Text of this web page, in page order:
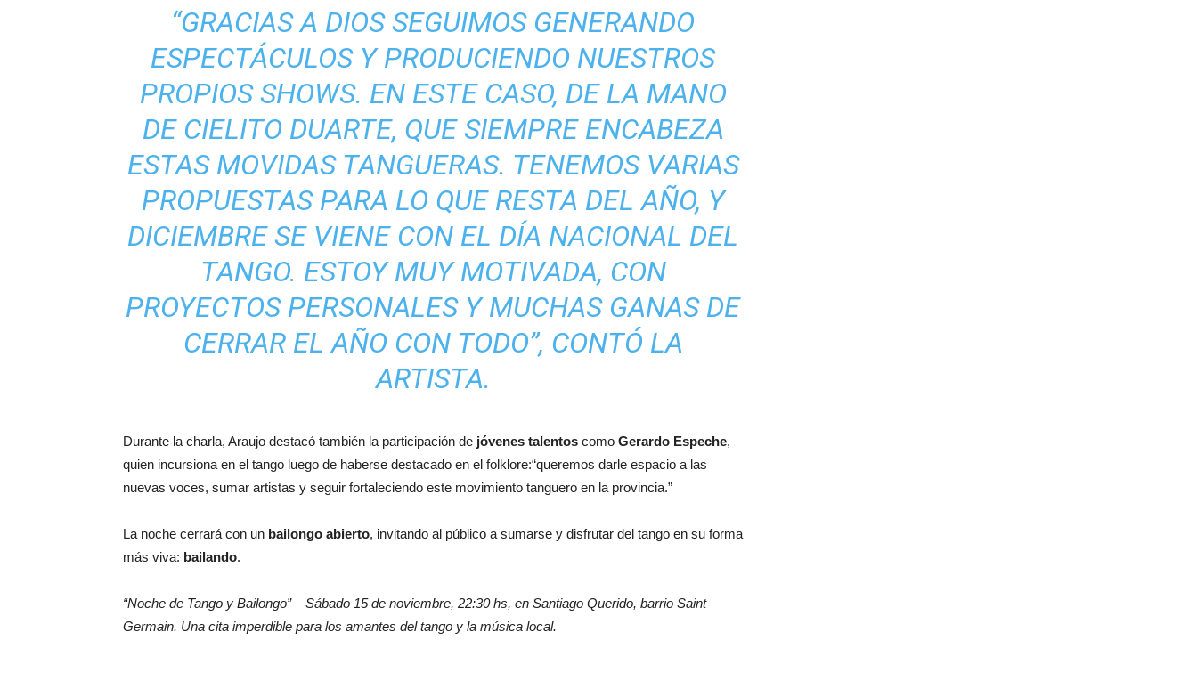
“GRACIAS A DIOS SEGUIMOS GENERANDO
ESPECTÁCULOS Y PRODUCIENDO NUESTROS
PROPIOS SHOWS. EN ESTE CASO, DE LA MANO
DE CIELITO DUARTE, QUE SIEMPRE ENCABEZA
ESTAS MOVIDAS TANGUERAS. TENEMOS VARIAS
PROPUESTAS PARA LO QUE RESTA DEL AÑO, Y
DICIEMBRE SE VIENE CON EL DÍA NACIONAL DEL
TANGO. ESTOY MUY MOTIVADA, CON
PROYECTOS PERSONALES Y MUCHAS GANAS DE
CERRAR EL AÑO CON TODO”, CONTÓ LA
ARTISTA.
Durante la charla, Araujo destacó también la participación de jóvenes talentos como Gerardo Espeche,
quien incursiona en el tango luego de haberse destacado en el folklore:“queremos darle espacio a las
nuevas voces, sumar artistas y seguir fortaleciendo este movimiento tanguero en la provincia.”
La noche cerrará con un bailongo abierto, invitando al público a sumarse y disfrutar del tango en su forma
más viva: bailando.
“Noche de Tango y Bailongo” – Sábado 15 de noviembre, 22:30 hs, en Santiago Querido, barrio Saint –
Germain. Una cita imperdible para los amantes del tango y la música local.